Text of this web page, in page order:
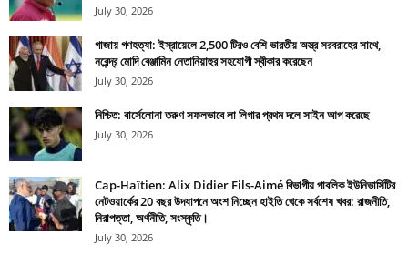
July 30, 2026
গাজায় গণহত্যা: ইস্রায়েলে 2,500 টিরও বেশি ভারতীয় অস্ত্র সরবরাহের সাথে,
নরেন্দ্র মোদি বেঞ্জামিন নেতানিয়াহুর সহযোগী স্বীকার করেছেন
July 30, 2026
নিশ্চিত: বার্সেলোনা তরুণ সফলভাবে লা লিগার প্রথম দলে সাইন আপ করেছে
July 30, 2026
Cap-Haïtien: Alix Didier Fils-Aimé বিভাগীয় পাবলিক ইউনিভার্সিটির
নেটওয়ার্কের 20 বছর উদযাপনে অংশ নিচ্ছেন হাইতি থেকে সর্বশেষ খবর: রাজনীতি,
নিরাপত্তা, অর্থনীতি, সংস্কৃতি।
July 30, 2026